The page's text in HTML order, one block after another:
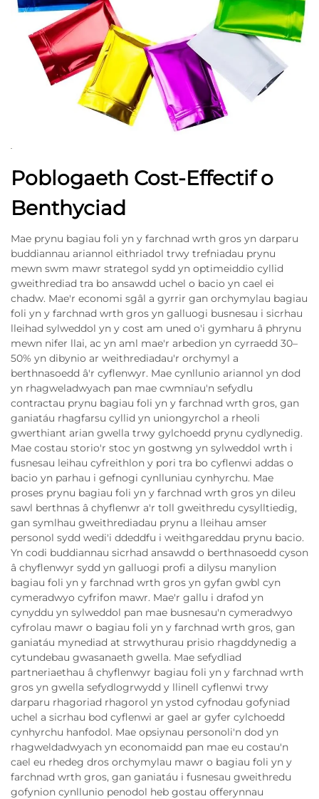
Poblogaeth Cost-Effectif o
Benthyciad
Mae prynu bagiau foli yn y farchnad wrth gros yn darparu
buddiannau ariannol eithriadol trwy trefniadau prynu
mewn swm mawr strategol sydd yn optimeiddio cyllid
gweithrediad tra bo ansawdd uchel o bacio yn cael ei
chadw. Mae'r economi sgâl a gyrrir gan orchymylau bagiau
foli yn y farchnad wrth gros yn galluogi busnesau i sicrhau
lleihad sylweddol yn y cost am uned o'i gymharu â phrynu
mewn nifer llai, ac yn aml mae'r arbedion yn cyrraedd 30–
50% yn dibynio ar weithrediadau'r orchymyl a
berthnasoedd â'r cyflenwyr. Mae cynllunio ariannol yn dod
yn rhagweladwyach pan mae cwmnïau'n sefydlu
contractau prynu bagiau foli yn y farchnad wrth gros, gan
ganiatáu rhagfarsu cyllid yn uniongyrchol a rheoli
gwerthiant arian gwella trwy gylchoedd prynu cydlynedig.
Mae costau storio'r stoc yn gostwng yn sylweddol wrth i
fusnesau leihau cyfreithlon y pori tra bo cyflenwi addas o
bacio yn parhau i gefnogi cynlluniau cynhyrchu. Mae
proses prynu bagiau foli yn y farchnad wrth gros yn dileu
sawl berthnas â chyflenwr a'r toll gweithredu cysylltiedig,
gan symlhau gweithrediadau prynu a lleihau amser
personol sydd wedi'i ddeddfu i weithgareddau prynu bacio.
Yn codi buddiannau sicrhad ansawdd o berthnasoedd cyson
â chyflenwyr sydd yn galluogi profi a dilysu manylion
bagiau foli yn y farchnad wrth gros yn gyfan gwbl cyn
cymeradwyo cyfrifon mawr. Mae'r gallu i drafod yn
cynyddu yn sylweddol pan mae busnesau'n cymeradwyo
cyfrolau mawr o bagiau foli yn y farchnad wrth gros, gan
ganiatáu mynediad at strwythurau prisio rhagddynedig a
cytundebau gwasanaeth gwella. Mae sefydliad
partneriaethau â chyflenwyr bagiau foli yn y farchnad wrth
gros yn gwella sefydlogrwydd y llinell cyflenwi trwy
darparu rhagoriad rhagorol yn ystod cyfnodau gofyniad
uchel a sicrhau bod cyflenwi ar gael ar gyfer cylchoedd
cynhyrchu hanfodol. Mae opsiynau personoli'n dod yn
rhagweldadwyach yn economaidd pan mae eu costau'n
cael eu rhedeg dros orchymylau mawr o bagiau foli yn y
farchnad wrth gros, gan ganiatáu i fusnesau gweithredu
gofynion cynllunio penodol heb gostau offerynnau